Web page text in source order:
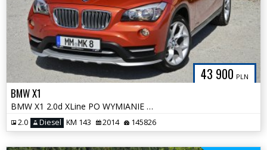
43 900 PLN
BMW X1
BMW X1 2.0d XLine PO WYMIANIE ROZRZĄDU Bezwypadkowa Tylko 145tys
2.0 Diesel KM 143 2014 145826